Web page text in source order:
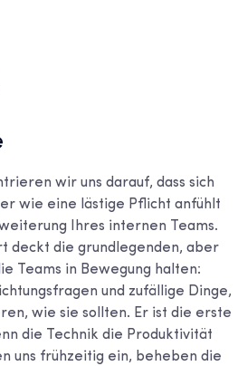
wir uns darauf, dass sich
wie eine lästige Pflicht anfühlt
Ihres internen Teams.
deckt die grundlegenden, aber
Teams in Bewegung halten:
und zufällige Dinge,
wie sie sollten. Er ist die erste
die Technik die Produktivität
uns frühzeitig ein, beheben die